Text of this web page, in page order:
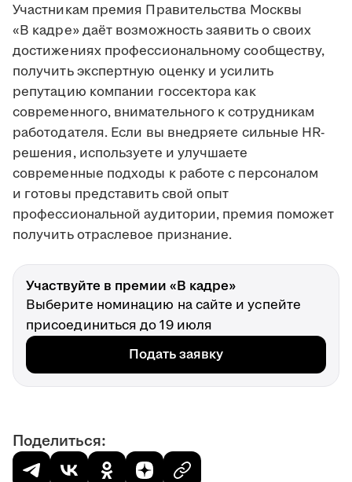
Участникам премия Правительства Москвы
«В кадре» даёт возможность заявить о своих
достижениях профессиональному сообществу,
получить экспертную оценку и усилить
репутацию компании госсектора как
современного, внимательного к сотрудникам
работодателя. Если вы внедряете сильные HR-
решения, используете и улучшаете
современные подходы к работе с персоналом
и готовы представить свой опыт
профессиональной аудитории, премия поможет
получить отраслевое признание.
Участвуйте в премии «В кадре»
Выберите номинацию на сайте и успейте
присоединиться до 19 июля
Подать заявку
Поделиться: